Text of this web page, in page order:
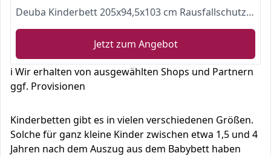
Deuba Kinderbett 205x94,5x103 cm Rausfallschutz Lattenrost 100kg Juniorbett Autobett Feuerwehr Bett Schlafzimmer Spielbett Rot
Jetzt zum Angebot
ℹ️ Wir erhalten von ausgewählten Shops und Partnern
ggf. Provisionen
Kinderbetten gibt es in vielen verschiedenen Größen.
Solche für ganz kleine Kinder zwischen etwa 1,5 und 4
Jahren nach dem Auszug aus dem Babybett haben